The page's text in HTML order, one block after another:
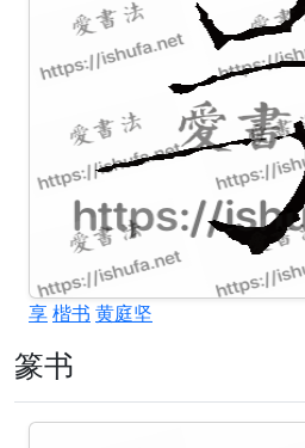
享楷书 黄庭坚
篆书